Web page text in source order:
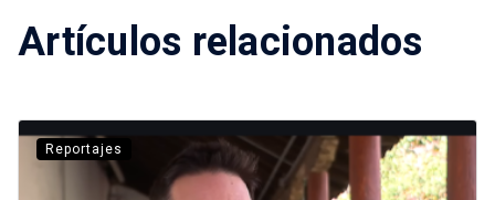
Artículos relacionados
Reportajes